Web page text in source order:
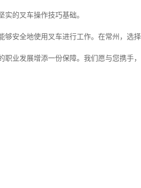
的叉车操作技巧基础。
安全地使用叉车进行工作。在常州，选
业发展增添一份保障。我们愿与您携手